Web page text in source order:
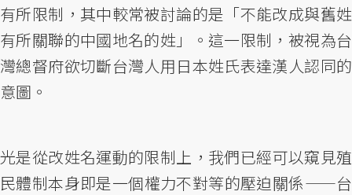
有所限制，其中較常被討論的是「不能改成與舊姓
有所關聯的中國地名的姓」。這一限制，被視為台
灣總督府欲切斷台灣人用日本姓氏表達漢人認同的
意圖。
光是從改姓名運動的限制上，我們已經可以窺見殖
民體制本身即是一個權力不對等的壓迫關係——台